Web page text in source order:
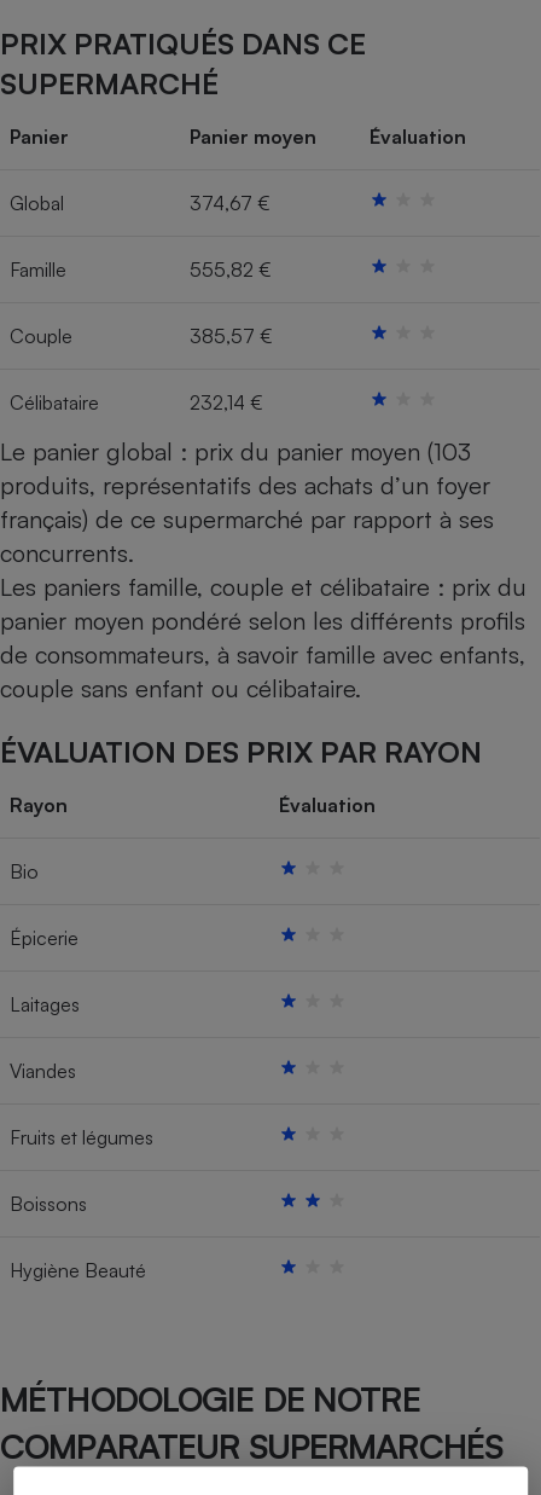
PRIX PRATIQUÉS DANS CE
SUPERMARCHÉ
Panier Panier moyen Évaluation
Global 374,67 €
Famille 555,82 €
Couple 385,57 €
Célibataire 232,14 €
Le panier global : prix du panier moyen (103
produits, représentatifs des achats d’un foyer
français) de ce supermarché par rapport à ses
concurrents.
Les paniers famille, couple et célibataire : prix du
panier moyen pondéré selon les différents profils
de consommateurs, à savoir famille avec enfants,
couple sans enfant ou célibataire.
ÉVALUATION DES PRIX PAR RAYON
Rayon Évaluation
Bio
Épicerie
Laitages
Viandes
Fruits et légumes
Boissons
Hygiène Beauté
MÉTHODOLOGIE DE NOTRE
COMPARATEUR SUPERMARCHÉS